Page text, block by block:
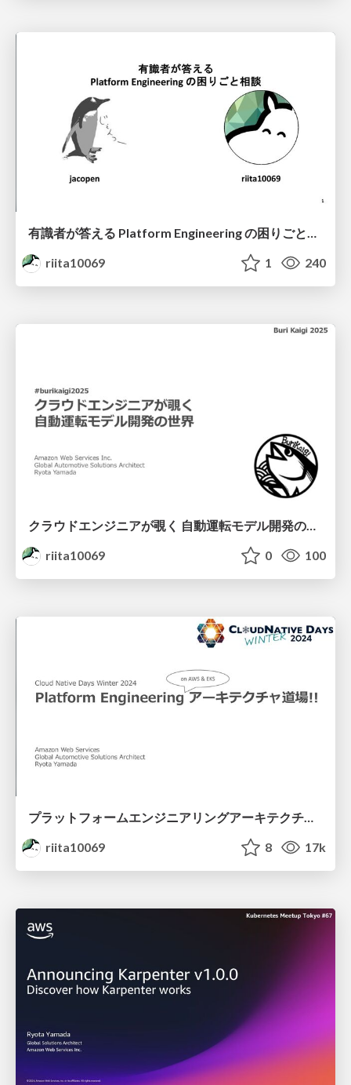
有識者が答える Platform Engineering の困りごと相談 / Platform Consulting
riita10069
1 240
クラウドエンジニアが覗く 自動運転モデル開発の世界 / Cloud-Powered Autonomous Driving
riita10069
0 100
プラットフォームエンジニアリングアーキテクチャ道場 on AWS & EKS Kubernetes / Platform Engineering Architecture Dojo
riita10069
8 17k